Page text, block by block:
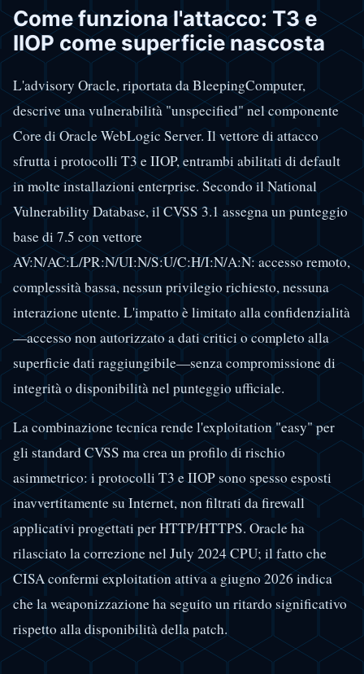
Come funziona l'attacco: T3 e
IIOP come superficie nascosta
L'advisory Oracle, riportata da BleepingComputer,
descrive una vulnerabilità "unspecified" nel componente
Core di Oracle WebLogic Server. Il vettore di attacco
sfrutta i protocolli T3 e IIOP, entrambi abilitati di default
in molte installazioni enterprise. Secondo il National
Vulnerability Database, il CVSS 3.1 assegna un punteggio
base di 7.5 con vettore
AV:N/AC:L/PR:N/UI:N/S:U/C:H/I:N/A:N: accesso remoto,
complessità bassa, nessun privilegio richiesto, nessuna
interazione utente. L'impatto è limitato alla confidenzialità
—accesso non autorizzato a dati critici o completo alla
superficie dati raggiungibile—senza compromissione di
integrità o disponibilità nel punteggio ufficiale.
La combinazione tecnica rende l'exploitation "easy" per
gli standard CVSS ma crea un profilo di rischio
asimmetrico: i protocolli T3 e IIOP sono spesso esposti
inavvertitamente su Internet, non filtrati da firewall
applicativi progettati per HTTP/HTTPS. Oracle ha
rilasciato la correzione nel July 2024 CPU; il fatto che
CISA confermi exploitation attiva a giugno 2026 indica
che la weaponizzazione ha seguito un ritardo significativo
rispetto alla disponibilità della patch.